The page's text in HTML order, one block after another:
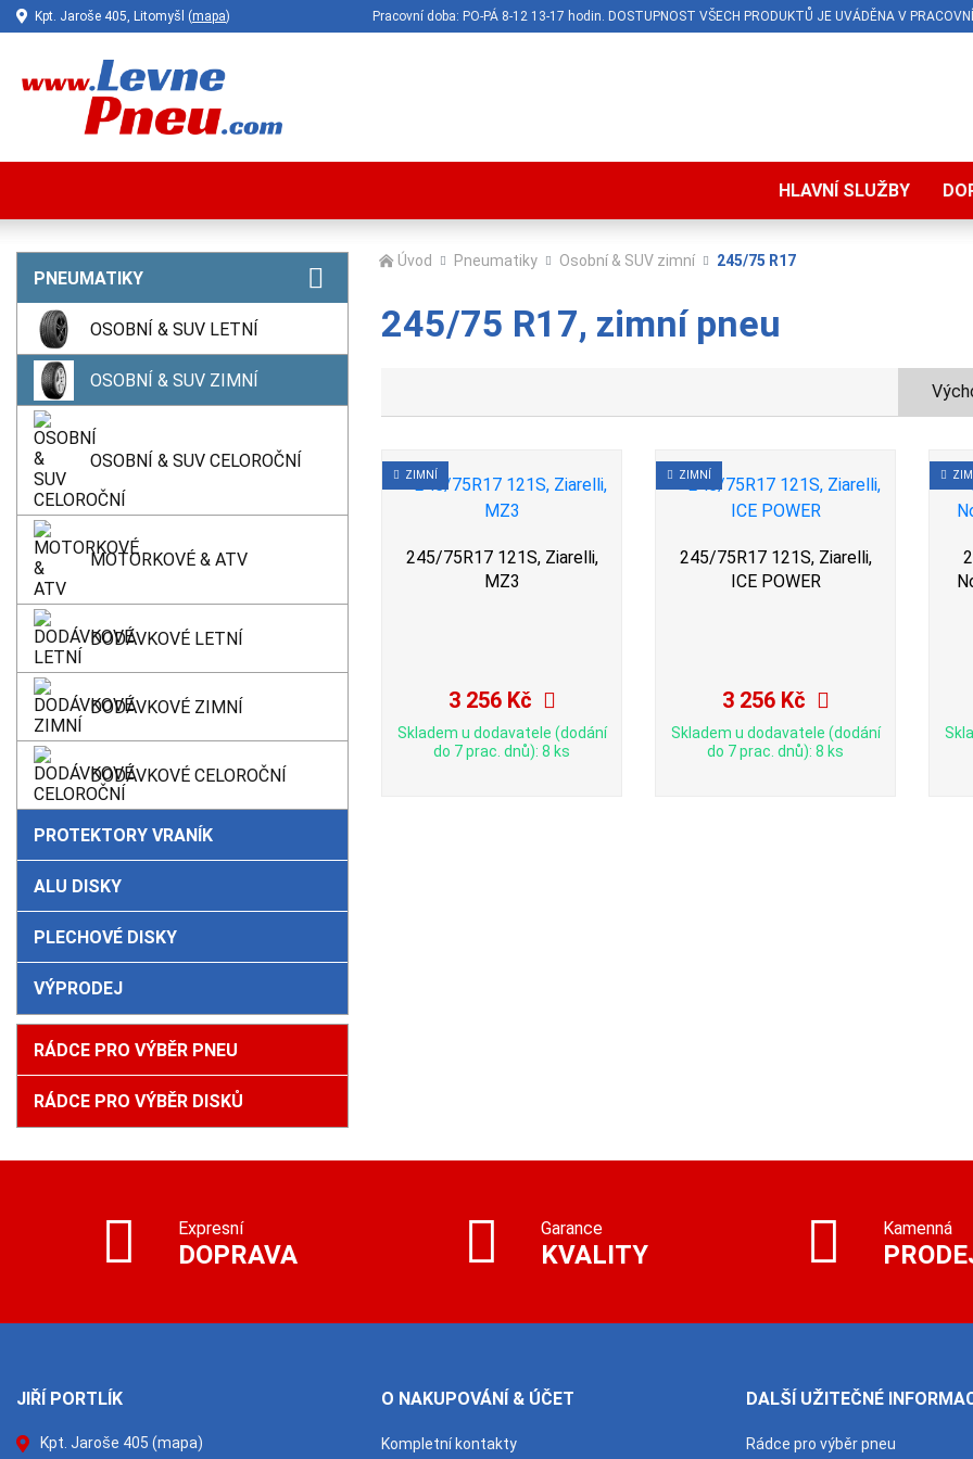
Kpt. Jaroše 405, Litomyšl (mapa) Pracovní doba: PO-PÁ 8-12 13-17 hodin. DOSTUPNOST VŠECH PRODUKTŮ JE UVÁDĚNA V
HLAVNÍ SLUŽBY
PNEUMATIKY
OSOBNÍ & SUV LETNÍ
OSOBNÍ & SUV ZIMNÍ
OSOBNÍ & SUV CELOROČNÍ
MOTORKOVÉ & ATV
DODÁVKOVÉ LETNÍ
DODÁVKOVÉ ZIMNÍ
DODÁVKOVÉ CELOROČNÍ
PROTEKTORY VRANÍK
ALU DISKY
PLECHOVÉ DISKY
VÝPRODEJ
RÁDCE PRO VÝBĚR PNEU
RÁDCE PRO VÝBĚR DISKŮ
Úvod Pneumatiky Osobní & SUV zimní 245/75 R17
245/75 R17, zimní pneu
ZIMNÍ
245/75R17 121S, Ziarelli,
MZ3
3 256 Kč
Skladem u dodavatele (dodání
do 7 prac. dnů): 8 ks
ZIMNÍ
245/75R17 121S, Ziarelli,
ICE POWER
3 256 Kč
Skladem u dodavatele (dodání
do 7 prac. dnů): 8 ks
Expresní
DOPRAVA
Garance
KVALITY
Kamenná
JIŘÍ PORTLÍK
Kpt. Jaroše 405 (mapa)
O NAKUPOVÁNÍ & ÚČET
Kompletní kontakty
DALŠÍ UŽITEČNÉ
Rádce pro výběr pneu